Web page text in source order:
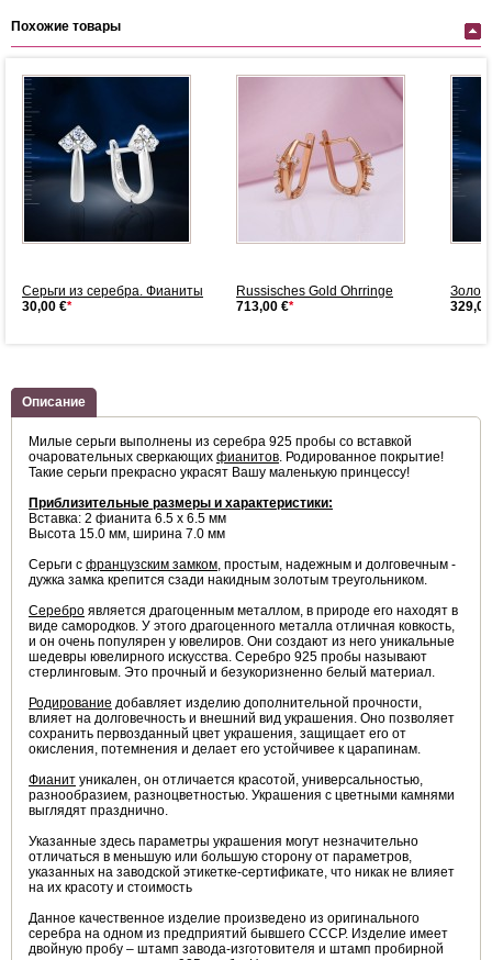
Похожие товары
Серьги из серебра. Фианиты
30,00 €*
Russisches Gold Ohrringe
713,00 €*
Описание
Милые серьги выполнены из серебра 925 пробы со вставкой
очаровательных сверкающих фианитов. Родированное покрытие!
Такие серьги прекрасно украсят Вашу маленькую принцессу!
Приблизительные размеры и характеристики:
Вставка: 2 фианита 6.5 х 6.5 мм
Высота 15.0 мм, ширина 7.0 мм
Серьги с французским замком, простым, надежным и долговечным -
дужка замка крепится сзади накидным золотым треугольником.
Серебро является драгоценным металлом, в природе его находят в
виде самородков. У этого драгоценного металла отличная ковкость,
и он очень популярен у ювелиров. Они создают из него уникальные
шедевры ювелирного искусства. Серебро 925 пробы называют
стерлинговым. Это прочный и безукоризненно белый материал.
Родирование добавляет изделию дополнительной прочности,
влияет на долговечность и внешний вид украшения. Оно позволяет
сохранить первозданный цвет украшения, защищает его от
окисления, потемнения и делает его устойчивее к царапинам.
Фианит уникален, он отличается красотой, универсальностью,
разнообразием, разноцветностью. Украшения с цветными камнями
выглядят празднично.
Указанные здесь параметры украшения могут незначительно
отличаться в меньшую или большую сторону от параметров,
указанных на заводской этикетке-сертификате, что никак не влияет
на их красоту и стоимость
Данное качественное изделие произведено из оригинального
серебра на одном из предприятий бывшего СССР. Изделие имеет
двойную пробу – штамп завода-изготовителя и штамп пробирной